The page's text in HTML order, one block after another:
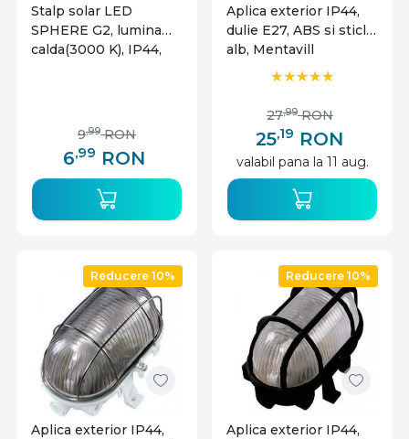
Stalp solar LED
SPHERE G2, lumina
calda(3000 K), IP44,
6,99 RON
9,99 RON
Aplica exterior IP44,
dulie E27, ABS si sticla,
alb, Mentavill
25,19 RON
27,99 RON
valabil pana la 11 aug.
Reducere 10%
Aplica exterior IP44,
Reducere 10%
Aplica exterior IP44,